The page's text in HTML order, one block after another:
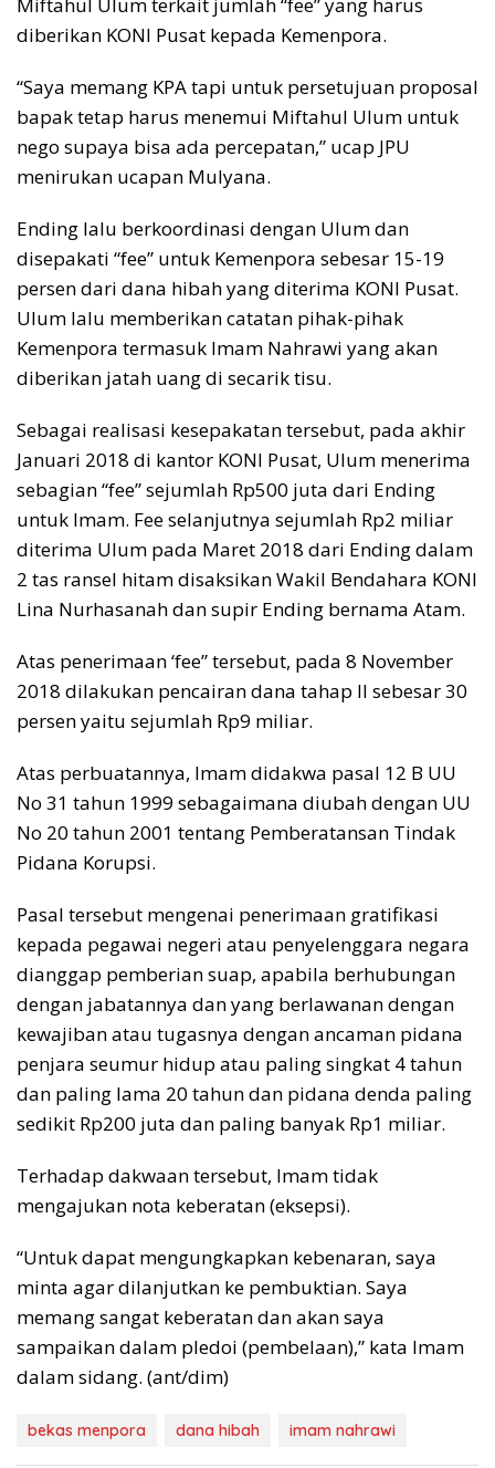
diberikan KONI Pusat kepada Kemenpora.
“Saya memang KPA tapi untuk persetujuan proposal
bapak tetap harus menemui Miftahul Ulum untuk
nego supaya bisa ada percepatan,” ucap JPU
menirukan ucapan Mulyana.
Ending lalu berkoordinasi dengan Ulum dan
disepakati “fee” untuk Kemenpora sebesar 15-19
persen dari dana hibah yang diterima KONI Pusat.
Ulum lalu memberikan catatan pihak-pihak
Kemenpora termasuk Imam Nahrawi yang akan
diberikan jatah uang di secarik tisu.
Sebagai realisasi kesepakatan tersebut, pada akhir
Januari 2018 di kantor KONI Pusat, Ulum menerima
sebagian “fee” sejumlah Rp500 juta dari Ending
untuk Imam. Fee selanjutnya sejumlah Rp2 miliar
diterima Ulum pada Maret 2018 dari Ending dalam
2 tas ransel hitam disaksikan Wakil Bendahara KONI
Lina Nurhasanah dan supir Ending bernama Atam.
Atas penerimaan ‘fee” tersebut, pada 8 November
2018 dilakukan pencairan dana tahap II sebesar 30
persen yaitu sejumlah Rp9 miliar.
Atas perbuatannya, Imam didakwa pasal 12 B UU
No 31 tahun 1999 sebagaimana diubah dengan UU
No 20 tahun 2001 tentang Pemberatansan Tindak
Pidana Korupsi.
Pasal tersebut mengenai penerimaan gratifikasi
kepada pegawai negeri atau penyelenggara negara
dianggap pemberian suap, apabila berhubungan
dengan jabatannya dan yang berlawanan dengan
kewajiban atau tugasnya dengan ancaman pidana
penjara seumur hidup atau paling singkat 4 tahun
dan paling lama 20 tahun dan pidana denda paling
sedikit Rp200 juta dan paling banyak Rp1 miliar.
Terhadap dakwaan tersebut, Imam tidak
mengajukan nota keberatan (eksepsi).
“Untuk dapat mengungkapkan kebenaran, saya
minta agar dilanjutkan ke pembuktian. Saya
memang sangat keberatan dan akan saya
sampaikan dalam pledoi (pembelaan),” kata Imam
dalam sidang. (ant/dim)
bekas menpora dana hibah imam nahrawi